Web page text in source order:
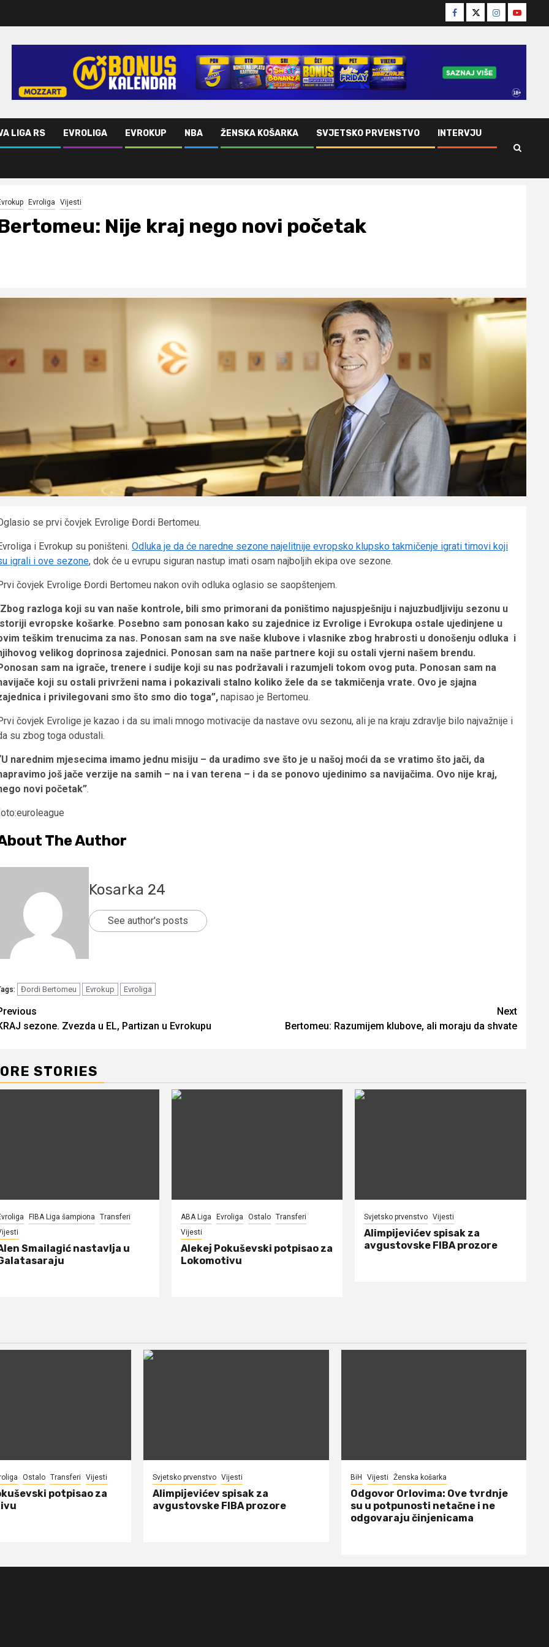
Facebook
TwitterInstagram
Youtube
LIGA RS EVROLIGA EVROKUP NBA ŽENSKA KOŠARKA SVJETSKO PRVENSTVO INTERVJU
Evroliga Vijesti
Nije kraj nego novi početak
se prvi čovjek Evrolige Đordi Bertomeu.
i Evrokup su poništeni. Odluka je da će naredne sezone najelitnije evropsko klupsko takmičenje igrati timovi koji
igrali i ove sezone, dok će u evrupu siguran nastup imati osam najboljih ekipa ove sezone.
čovjek Evrolige Đordi Bertomeu nakon ovih odluka oglasio se saopštenjem.
Zbog razloga koji su van naše kontrole, bili smo primorani da poništimo najuspješniju i najuzbudljiviju sezonu u
evropske košarke. Posebno sam ponosan kako su zajednice iz Evrolige i Evrokupa ostale ujedinjene u
teškim trenucima za nas. Ponosan sam na sve naše klubove i vlasnike zbog hrabrosti u donošenju odluka i
velikog doprinosa zajednici. Ponosan sam na naše partnere koji su ostali vjerni našem brendu.
sam na igrače, trenere i sudije koji su nas podržavali i razumjeli tokom ovog puta. Ponosan sam na
koji su ostali privrženi nama i pokazivali stalno koliko žele da se takmičenja vrate. Ovo je sjajna
i privilegovani smo što smo dio toga”, napisao je Bertomeu.
čovjek Evrolige je kazao i da su imali mnogo motivacije da nastave ovu sezonu, ali je na kraju zdravlje bilo najvažnije i
su zbog toga odustali.
narednim mjesecima imamo jednu misiju – da uradimo sve što je u našoj moći da se vratimo što jači, da
još jače verzije na samih – na i van terena – i da se ponovo ujedinimo sa navijačima. Ovo nije kraj,
novi početak”.
The Author
Kosarka 24
See author's posts
Đordi Bertomeu Evrokup Evroliga
sezone. Zvezda u EL, Partizan u Evrokupu
Next
Bertomeu: Razumijem klubove, ali moraju da shvate
STORIES
FIBA Liga šampiona
Transferi
Smailagić nastavlja u
ABA Liga Evroliga Ostalo Transferi
Vijesti
Alekej Pokuševski potpisao za
Lokomotivu
Svjetsko prvenstvo Vijesti
Alimpijevićev spisak za
avgustovske FIBA prozore
Ostalo Transferi Vijesti
potpisao za
Svjetsko prvenstvo Vijesti
Alimpijevićev spisak za
avgustovske FIBA prozore
BiH Vijesti Ženska košarka
Odgovor Orlovima: ​Ove tvrdnje
su u potpunosti netačne i ne
odgovaraju činjenicama